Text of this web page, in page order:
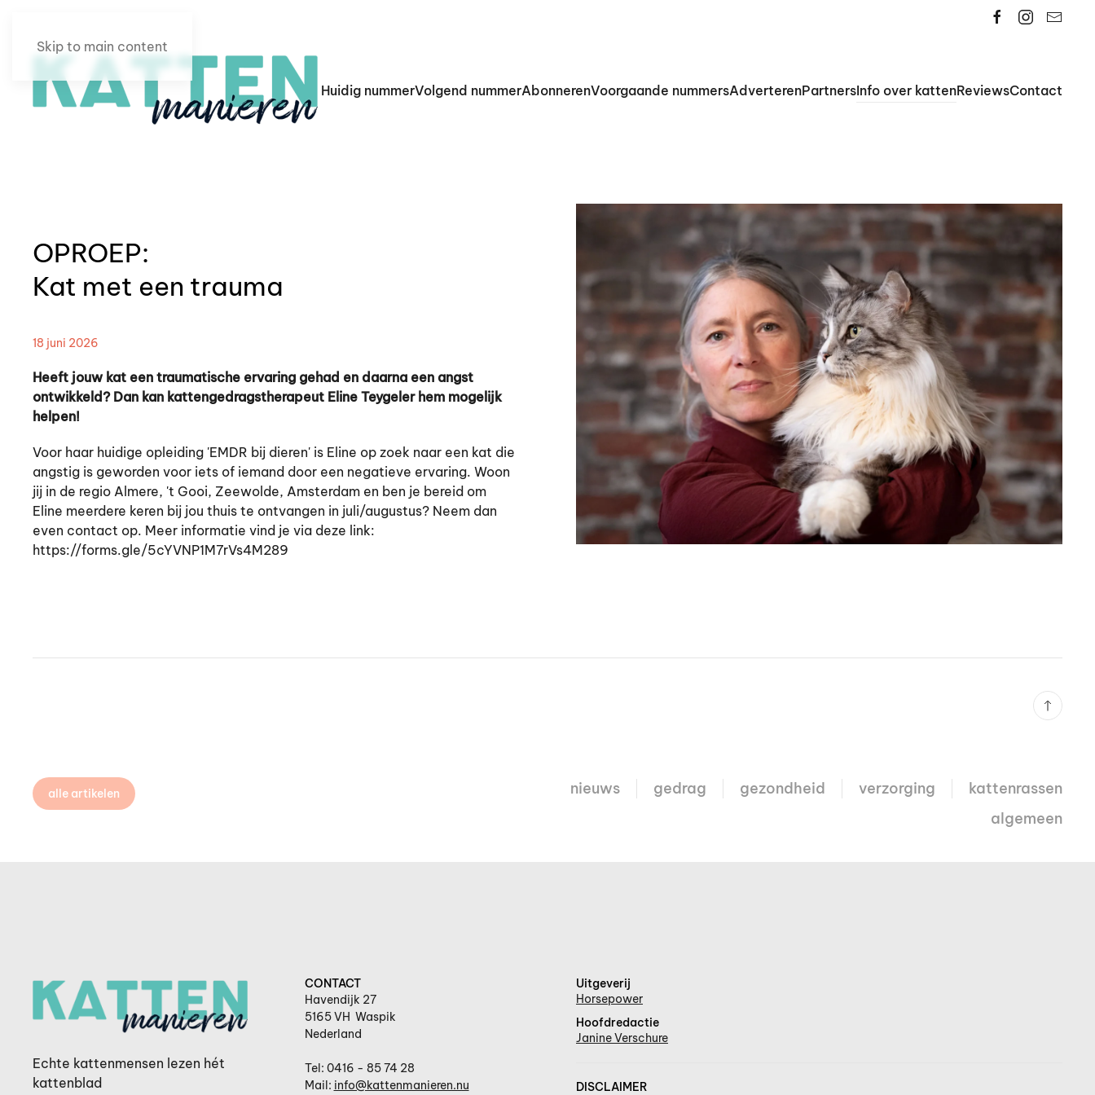
Skip to main content
Huidig nummerVolgend nummerAbonnerenVoorgaande nummersAdverterenPartnersInfo over kattenReviewsContact
OPROEP:
Kat met een trauma
18 juni 2026
Heeft jouw kat een traumatische ervaring gehad en daarna een angst
ontwikkeld? Dan kan kattengedragstherapeut Eline Teygeler hem mogelijk
helpen!
Voor haar huidige opleiding 'EMDR bij dieren' is Eline op zoek naar een kat die
angstig is geworden voor iets of iemand door een negatieve ervaring. Woon
jij in de regio Almere, 't Gooi, Zeewolde, Amsterdam en ben je bereid om
Eline meerdere keren bij jou thuis te ontvangen in juli/augustus? Neem dan
even contact op. Meer informatie vind je via deze link:
https://forms.gle/5cYVNP1M7rVs4M289
alle artikelen nieuws gedrag gezondheid verzorging
kattenrassen
algemeen
Echte kattenmensen lezen hét
kattenblad
CONTACT
Havendijk 27
5165 VH Waspik
Nederland
Tel: 0416 - 85 74 28
Mail: info@kattenmanieren.nu
Uitgeverij
Horsepower
Hoofdredactie
Janine Verschure
DISCLAIMER